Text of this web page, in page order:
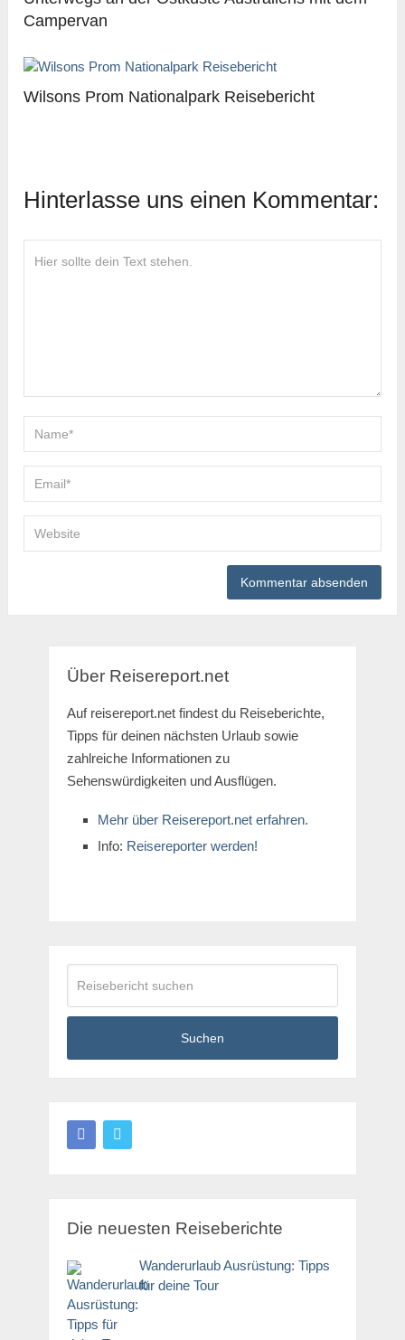
Campervan
Wilsons Prom Nationalpark Reisebericht
Hinterlasse uns einen Kommentar:
Über Reisereport.net
Auf reisereport.net findest du Reiseberichte,
Tipps für deinen nächsten Urlaub sowie
zahlreiche Informationen zu
Sehenswürdigkeiten und Ausflügen.
Mehr über Reisereport.net erfahren.
Info: Reisereporter werden!
Suchen
Die neuesten Reiseberichte
Wanderurlaub Ausrüstung: Tipps
für deine Tour